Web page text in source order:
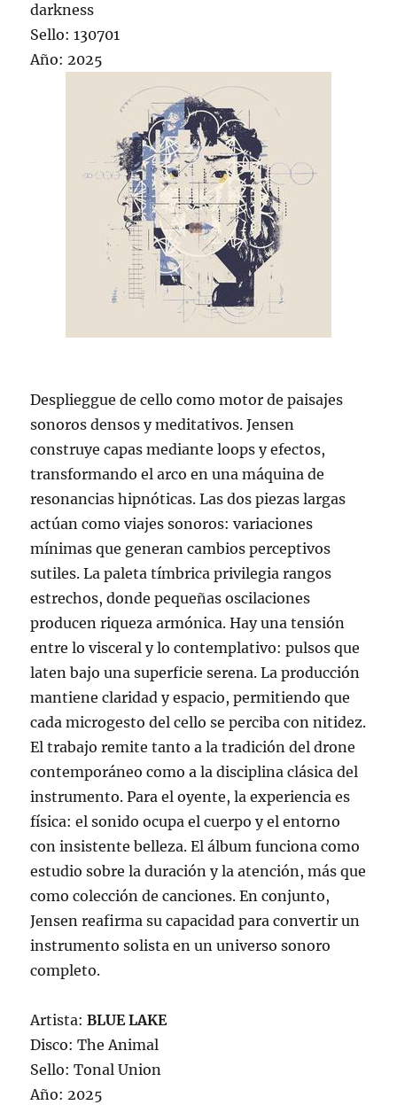
darkness
Sello: 130701
Año: 2025
Desplieggue de cello como motor de paisajes
sonoros densos y meditativos. Jensen
construye capas mediante loops y efectos,
transformando el arco en una máquina de
resonancias hipnóticas. Las dos piezas largas
actúan como viajes sonoros: variaciones
mínimas que generan cambios perceptivos
sutiles. La paleta tímbrica privilegia rangos
estrechos, donde pequeñas oscilaciones
producen riqueza armónica. Hay una tensión
entre lo visceral y lo contemplativo: pulsos que
laten bajo una superficie serena. La producción
mantiene claridad y espacio, permitiendo que
cada microgesto del cello se perciba con nitidez.
El trabajo remite tanto a la tradición del drone
contemporáneo como a la disciplina clásica del
instrumento. Para el oyente, la experiencia es
física: el sonido ocupa el cuerpo y el entorno
con insistente belleza. El álbum funciona como
estudio sobre la duración y la atención, más que
como colección de canciones. En conjunto,
Jensen reafirma su capacidad para convertir un
instrumento solista en un universo sonoro
completo.
Artista:BLUE LAKE
Disco: The Animal
Sello: Tonal Union
Año: 2025